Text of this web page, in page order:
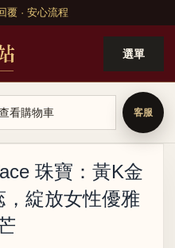
覆 · 安心流程
選單
看購物車
珠寶：黃K金
綻放女性優雅